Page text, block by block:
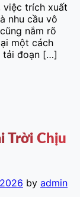
việc trích xuất
nhu cầu vô
nắm rõ
một cách
tải đoạn […]
Trời Chịu
by admin